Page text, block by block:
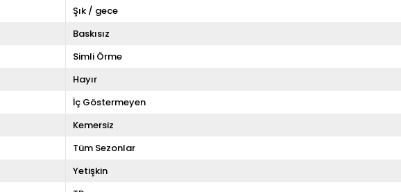
Şık / gece
Baskısız
Simli Örme
Hayır
İç Göstermeyen
Kemersiz
Tüm Sezonlar
Yetişkin